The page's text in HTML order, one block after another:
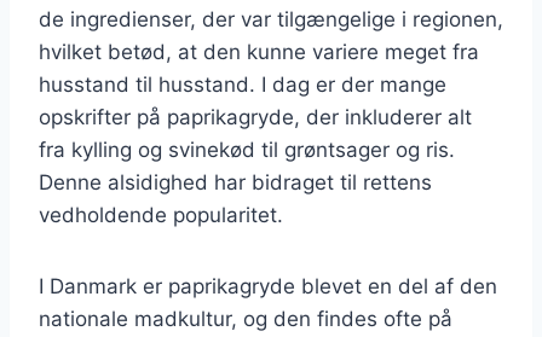
de ingredienser, der var tilgængelige i regionen,
hvilket betød, at den kunne variere meget fra
husstand til husstand. I dag er der mange
opskrifter på paprikagryde, der inkluderer alt
fra kylling og svinekød til grøntsager og ris.
Denne alsidighed har bidraget til rettens
vedholdende popularitet.
I Danmark er paprikagryde blevet en del af den
nationale madkultur, og den findes ofte på